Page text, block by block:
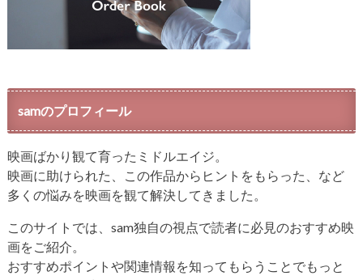
samのプロフィール
映画ばかり観て育ったミドルエイジ。
映画に助けられた、この作品からヒントをもらった、など
多くの悩みを映画を観て解決してきました。
このサイトでは、sam独自の視点で読者に必見のおすすめ映
画をご紹介。
おすすめポイントや関連情報を知ってもらうことでもっと